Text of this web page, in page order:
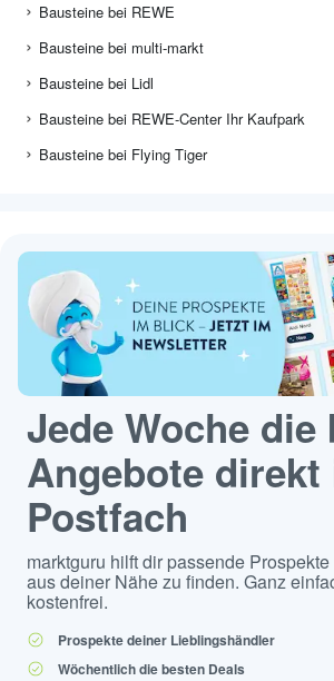
Bausteine bei REWE
Bausteine bei multi-markt
Bausteine bei Lidl
Bausteine bei REWE-Center Ihr Kaufpark
Bausteine bei Flying Tiger
Jede Woche die
Angebote direkt
Postfach
marktguru hilft dir passende
aus deiner Nähe zu finden. Ganz
kostenfrei.
Prospekte deiner Lieblingshändler
Wöchentlich die besten Deals